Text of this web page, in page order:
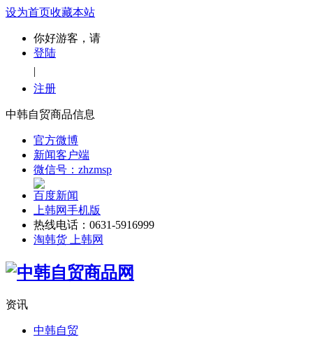
设为首页收藏本站
你好游客，请
登陆
|
注册
中韩自贸商品信息
官方微博
新闻客户端
微信号：zhzmsp
百度新闻
上韩网手机版
热线电话：0631-5916999
淘韩货 上韩网
资讯
中韩自贸